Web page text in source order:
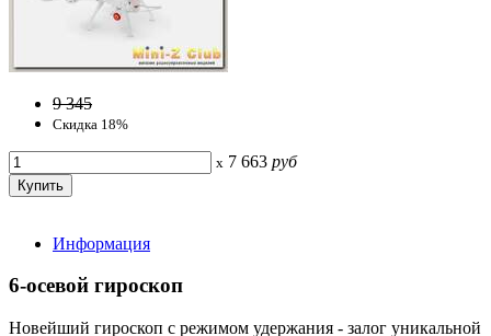
9 345
Скидка 18%
x 7 663 руб
Информация
6-осевой гироскоп
Новейший гироскоп с режимом удержания - залог уникальной